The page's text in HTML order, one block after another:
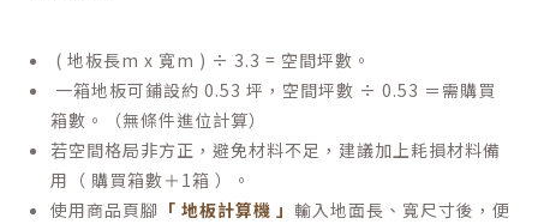
( 地板長m x 寬m ) ÷ 3.3 = 空間坪數。
一箱地板可鋪設約 0.53 坪，空間坪數 ÷ 0.53 ＝需購買
箱數。（無條件進位計算）
若空間格局非方正，避免材料不足，建議加上耗損材料備
用（ 購買箱數＋1箱 ）。
使用商品頁腳 「 地板計算機 」 輸入地面長、寬尺寸後，便